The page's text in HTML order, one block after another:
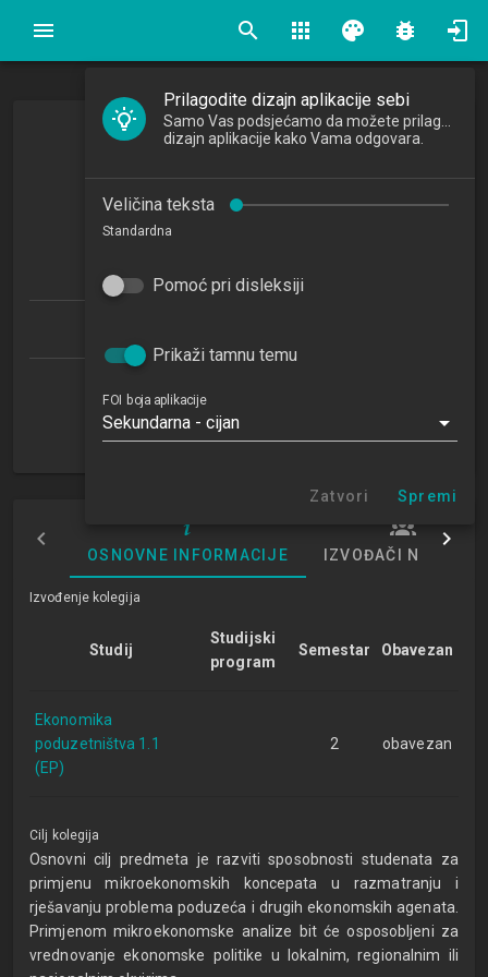
search apps palette bug_report
Mikroekonomija
Microeconomics
2016/2017
NN
OSNOVNE INFORMACIJE IZVOĐAČI NASTAVE
Izvođenje kolegija
Studij
Studijski
program
Semestar Obavezan
Ekonomika
poduzetništva 1.1
(EP)
2 obavezan
Cilj kolegija
Osnovni cilj predmeta je razviti sposobnosti studenata za
primjenu mikroekonomskih koncepata u razmatranju i
rješavanju problema poduzeća i drugih ekonomskih agenata.
Primjenom mikroekonomske analize bit će osposobljeni za
vrednovanje ekonomske politike u lokalnim, regionalnim ili
Prilagodite dizajn aplikacije sebi
dizajn aplikacije kako Vama odgovara.
Veličina teksta
Standardna
Pomoć pri disleksiji
Prikaži tamnu temu
FOI boja aplikacije
Sekundarna - cijan
Zatvori Spremi